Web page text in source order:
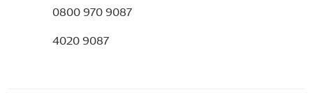
0800 970 9087
4020 9087